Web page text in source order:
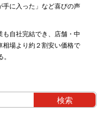
に入った」など喜びの声
自社完結でき、店舗・中
場より約２割安い価格で